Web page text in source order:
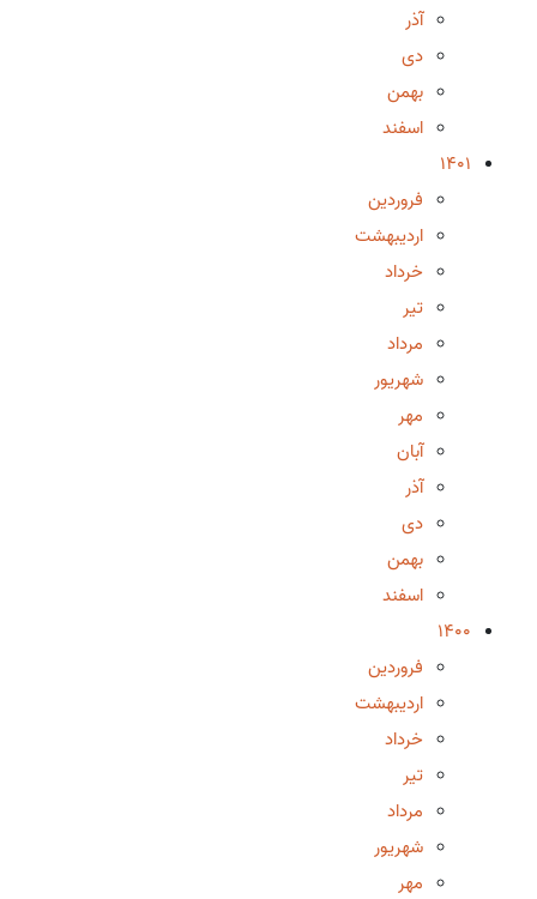
آذر
دی
بهمن
اسفند
1401
فروردین
اردیبهشت
خرداد
تیر
مرداد
شهریور
مهر
آبان
آذر
دی
بهمن
اسفند
1400
فروردین
اردیبهشت
خرداد
تیر
مرداد
شهریور
مهر